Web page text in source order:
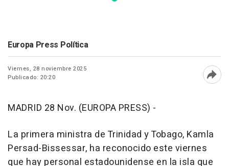
Europa Press Política
Viernes, 28 noviembre 2025
Publicado: 20:20
MADRID 28 Nov. (EUROPA PRESS) -
La primera ministra de Trinidad y Tobago, Kamla
Persad-Bissessar, ha reconocido este viernes
que hay personal estadounidense en la isla que